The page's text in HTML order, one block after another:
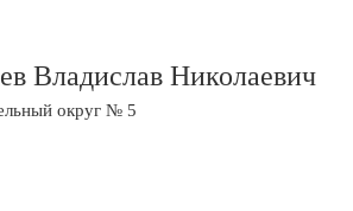
Владислав Николаевич
округ № 5